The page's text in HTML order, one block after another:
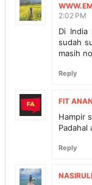
2:02 PM
Di India
sudah
masih
Reply
FIT ANAN
Hampir
Padahal
Reply